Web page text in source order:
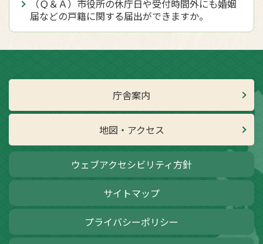
（Ｑ＆Ａ）市役所の休庁日や受付時間外にも婚姻
届などの戸籍に関する届出ができますか。
庁舎案内
地図・アクセス
ウェブアクセシビリティ方針
サイトマップ
プライバシーポリシー